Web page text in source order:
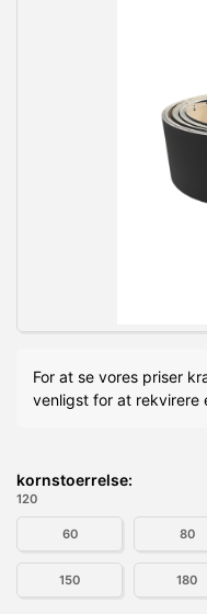
For at se vores priser
venligst for at rekvirere
kornstoerrelse:
120
60 80
150 180